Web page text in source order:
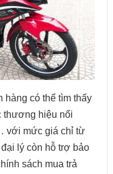
hàng có thể tìm thấy
thương hiệu nổi
với mức giá chỉ từ
lý còn hỗ trợ bảo
sách mua trả